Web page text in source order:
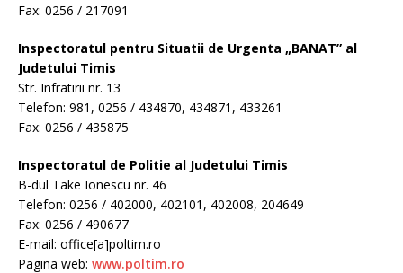
Fax: 0256 / 217091
Inspectoratul pentru Situatii de Urgenta „BANAT” al
Judetului Timis
Str. Infratirii nr. 13
Telefon: 981, 0256 / 434870, 434871, 433261
Fax: 0256 / 435875
Inspectoratul de Politie al Judetului Timis
B-dul Take Ionescu nr. 46
Telefon: 0256 / 402000, 402101, 402008, 204649
Fax: 0256 / 490677
E-mail: office[a]poltim.ro
Pagina web: www.poltim.ro